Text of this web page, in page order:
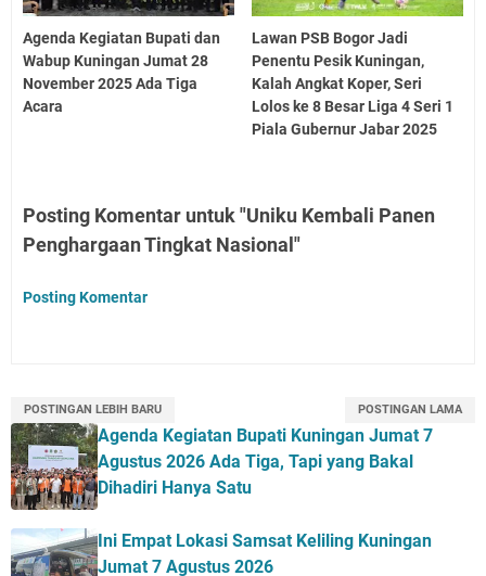
Agenda Kegiatan Bupati dan
Wabup Kuningan Jumat 28
November 2025 Ada Tiga
Acara
Lawan PSB Bogor Jadi
Penentu Pesik Kuningan,
Kalah Angkat Koper, Seri
Lolos ke 8 Besar Liga 4 Seri 1
Piala Gubernur Jabar 2025
Posting Komentar untuk "Uniku Kembali Panen
Penghargaan Tingkat Nasional"
Posting Komentar
POSTINGAN LEBIH BARU POSTINGAN LAMA
Agenda Kegiatan Bupati Kuningan Jumat 7
Agustus 2026 Ada Tiga, Tapi yang Bakal
Dihadiri Hanya Satu
Ini Empat Lokasi Samsat Keliling Kuningan
Jumat 7 Agustus 2026